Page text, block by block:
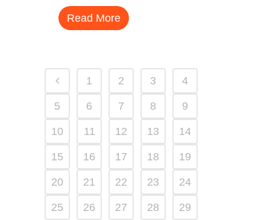
Read More
1 2 3 4
5 6 7 8 9
10 11 12 13 14
15 16 17 18 19
20 21 22 23 24
25 26 27 28 29